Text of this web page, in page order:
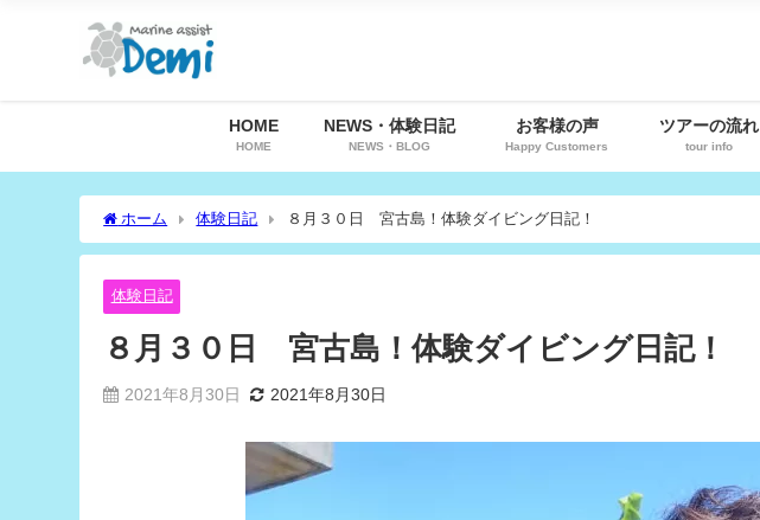
HOME
HOME
NEWS・体験日記
NEWS・BLOG
お客様の声
Happy Customers
ツアーの流れ
tour info
ホーム 体験日記 ８月３０日 宮古島！体験ダイビング日記！
体験日記
８月３０日 宮古島！体験ダイビング日記！
2021年8月30日 2021年8月30日